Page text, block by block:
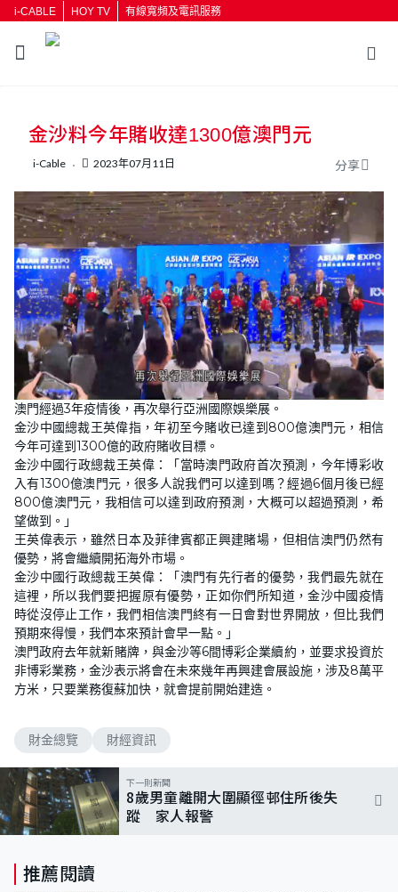
i-CABLE HOY TV 有線寬頻及電訊服務
按輸入鍵開始搜尋
金沙料今年賭收達1300億澳門元
i-Cable 2023年07月11日 分享
澳門經過3年疫情後，再次舉行亞洲國際娛樂展。
金沙中國總裁王英偉指，年初至今賭收已達到800億澳門元，相信
今年可達到1300億的政府賭收目標。
金沙中國行政總裁王英偉：「當時澳門政府首次預測，今年博彩收
入有1300億澳門元，很多人說我們可以達到嗎？經過6個月後已經
800億澳門元，我相信可以達到政府預測，大概可以超過預測，希
望做到。」
王英偉表示，雖然日本及菲律賓都正興建賭場，但相信澳門仍然有
優勢，將會繼續開拓海外市場。
金沙中國行政總裁王英偉：「澳門有先行者的優勢，我們最先就在
這裡，所以我們要把握原有優勢，正如你們所知道，金沙中國疫情
時從沒停止工作，我們相信澳門終有一日會對世界開放，但比我們
預期來得慢，我們本來預計會早一點。」
澳門政府去年就新賭牌，與金沙等6間博彩企業續約，並要求投資於
非博彩業務，金沙表示將會在未來幾年再興建會展設施，涉及8萬平
方米，只要業務復蘇加快，就會提前開始建造。
財金總覽 財經資訊
下一則新聞
8歲男童離開大圍顯徑邨住所後失
蹤 家人報警
推薦閱讀